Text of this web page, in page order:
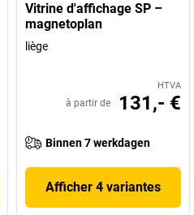
Vitrine d'affichage SP –
magnetoplan
liège
HTVA
à partir de 131,- €
Binnen 7 werkdagen
Afficher 4 variantes